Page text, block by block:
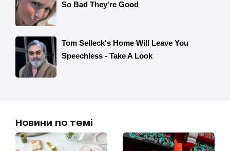
Новини по темі